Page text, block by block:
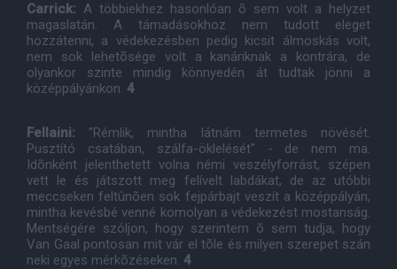
Carrick: A többiekhez hasonlóan õ sem volt a helyzet
magaslatán. A támadásokhoz nem tudott eleget
hozzátenni, a védekezésben pedig kicsit álmoskás volt,
nem sok lehetõsége volt a kanáriknak a kontrára, de
olyankor szinte mindig könnyedén át tudtak jönni a
középpályánkon. 4
Fellaini: "Rémlik, mintha látnám termetes növését.
Pusztító csatában, szálfa-öklelését" - de nem ma.
Idõnként jelenthetett volna némi veszélyforrást, szépen
vett le és játszott meg felívelt labdákat, de az utóbbi
meccseken feltûnõen sok fejpárbajt veszít a középpályán,
mintha kevésbé venné komolyan a védekezést mostanság.
Mentségére szóljon, hogy szerintem õ sem tudja, hogy
Van Gaal pontosan mit vár el tõle és milyen szerepet szán
neki egyes mérkõzéseken. 4